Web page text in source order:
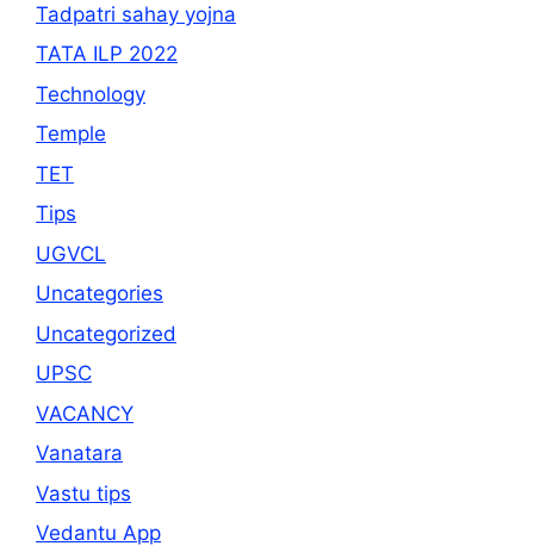
Tadpatri sahay yojna
TATA ILP 2022
Technology
Temple
TET
Tips
UGVCL
Uncategories
Uncategorized
UPSC
VACANCY
Vanatara
Vastu tips
Vedantu App